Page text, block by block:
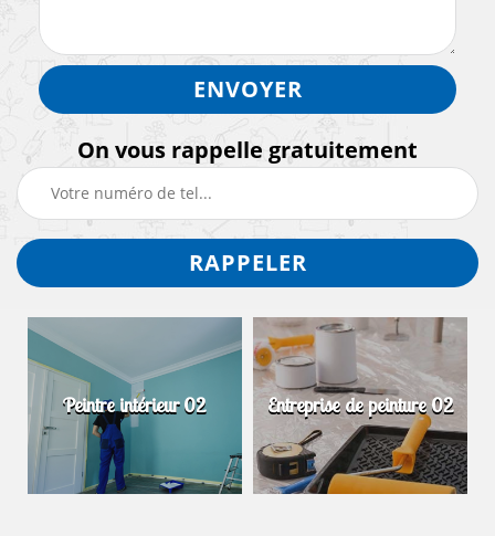
On vous rappelle gratuitement
Peintre intérieur 02 Entreprise de peinture 02